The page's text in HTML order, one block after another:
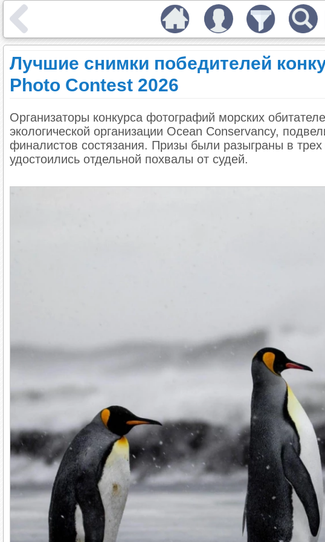
Лучшие снимки победителей
Photo Contest 2026
Организаторы конкурса фотографий морских
экологической организации Ocean Conservancy,
финалистов состязания. Призы были разыграны в
удостоились отдельной похвалы от судей.